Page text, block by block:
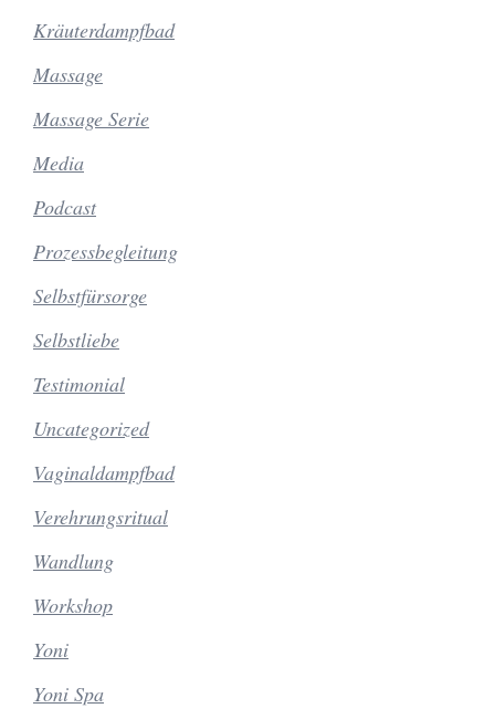
Kräuterdampfbad
Massage
Massage Serie
Media
Podcast
Prozessbegleitung
Selbstfürsorge
Selbstliebe
Testimonial
Uncategorized
Vaginaldampfbad
Verehrungsritual
Wandlung
Workshop
Yoni
Yoni Spa